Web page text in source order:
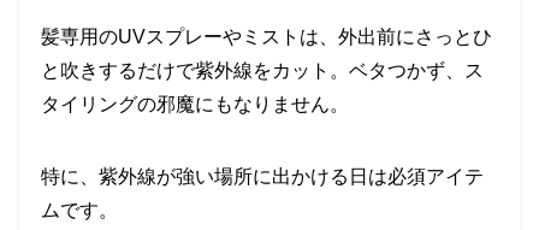
髪専用のUVスプレーやミストは、外出前にさっとひ
と吹きするだけで紫外線をカット。ベタつかず、ス
タイリングの邪魔にもなりません。
特に、紫外線が強い場所に出かける日は必須アイテ
ムです。